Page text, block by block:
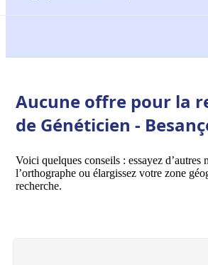
Aucune offre pour la
de Généticien -
Voici quelques conseils : essayez d’autres
l’orthographe ou élargissez votre zone
recherche.